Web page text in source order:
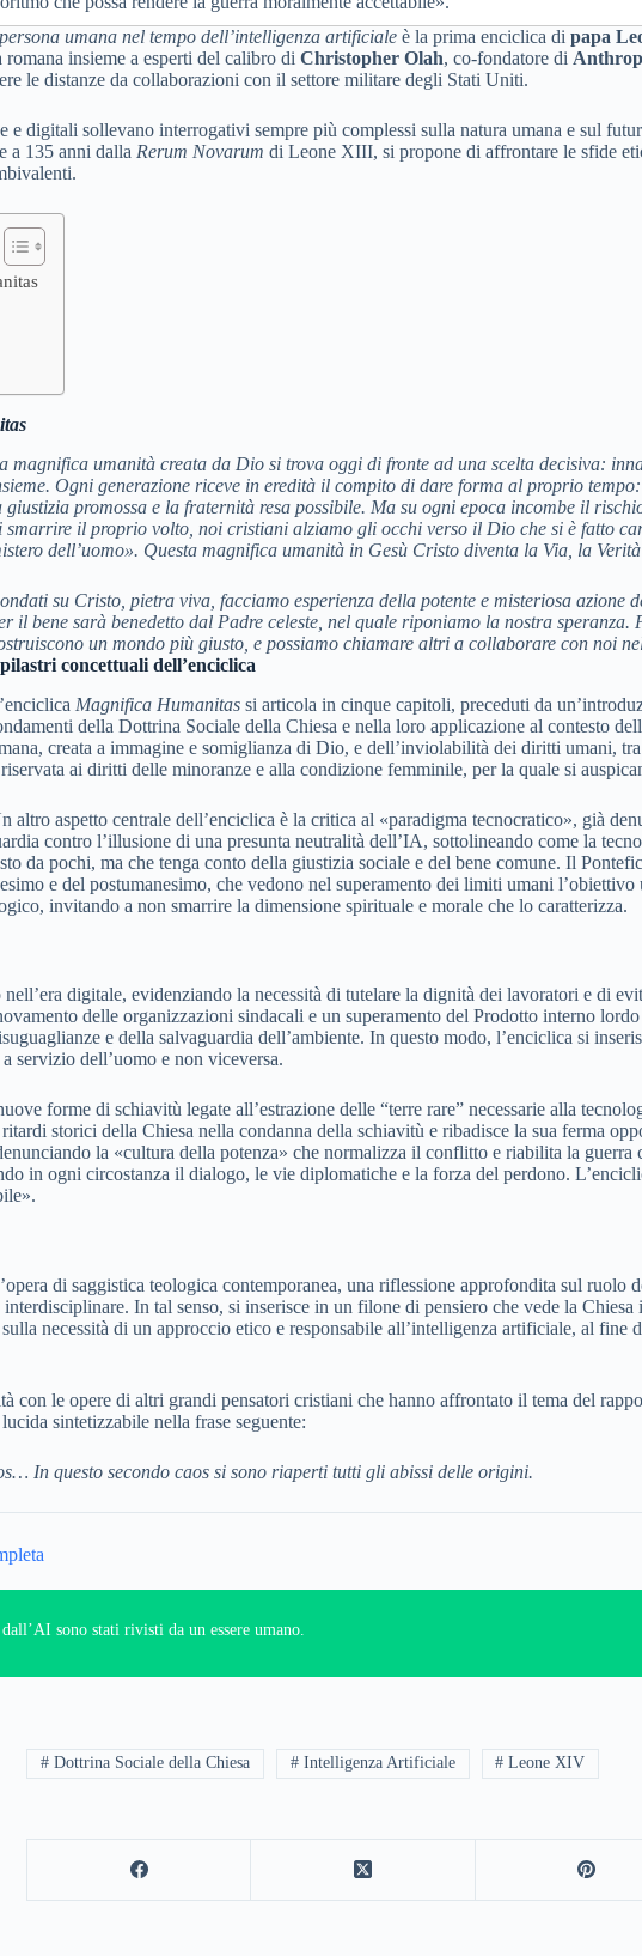
umana nel tempo dell’intelligenza artificiale è la prima enciclica di papa
insieme a esperti del calibro di Christopher Olah, co-fondatore di
le distanze da collaborazioni con il settore militare degli Stati Uniti.
digitali sollevano interrogativi sempre più complessi sulla natura umana e sul
a 135 anni dalla Rerum Novarum di Leone XIII, si propone di affrontare le sfide
magnifica umanità creata da Dio si trova oggi di fronte ad una scelta decisiva:
Ogni generazione riceve in eredità il compito di dare forma al proprio
giustizia promossa e la fraternità resa possibile. Ma su ogni epoca incombe il
smarrire il proprio volto, noi cristiani alziamo gli occhi verso il Dio che si è fatto
dell’uomo». Questa magnifica umanità in Gesù Cristo diventa la Via, la
su Cristo, pietra viva, facciamo esperienza della potente e misteriosa
il bene sarà benedetto dal Padre celeste, nel quale riponiamo la nostra
un mondo più giusto, e possiamo chiamare altri a collaborare con noi
concettuali dell’enciclica
Magnifica Humanitas si articola in cinque capitoli, preceduti da
della Dottrina Sociale della Chiesa e nella loro applicazione al contesto
creata a immagine e somiglianza di Dio, e dell’inviolabilità dei diritti umani,
ai diritti delle minoranze e alla condizione femminile, per la quale si
altro aspetto centrale dell’enciclica è la critica al «paradigma tecnocratico», già
contro l’illusione di una presunta neutralità dell’IA, sottolineando come la
da pochi, ma che tenga conto della giustizia sociale e del bene comune. Il
e del postumanesimo, che vedono nel superamento dei limiti umani
invitando a non smarrire la dimensione spirituale e morale che lo caratterizza.
digitale, evidenziando la necessità di tutelare la dignità dei lavoratori e di
delle organizzazioni sindacali e un superamento del Prodotto interno
e della salvaguardia dell’ambiente. In questo modo, l’enciclica si
servizio dell’uomo e non viceversa.
forme di schiavitù legate all’estrazione delle “terre rare” necessarie alla
storici della Chiesa nella condanna della schiavitù e ribadisce la sua ferma
la «cultura della potenza» che normalizza il conflitto e riabilita la
in ogni circostanza il dialogo, le vie diplomatiche e la forza del perdono.
di saggistica teologica contemporanea, una riflessione approfondita sul ruolo
In tal senso, si inserisce in un filone di pensiero che vede la
necessità di un approccio etico e responsabile all’intelligenza artificiale, al
con le opere di altri grandi pensatori cristiani che hanno affrontato il tema del
sintetizzabile nella frase seguente:
In questo secondo caos si sono riaperti tutti gli abissi delle origini.
sono stati rivisti da un essere umano.
# Dottrina Sociale della Chiesa # Intelligenza Artificiale # Leone XIV